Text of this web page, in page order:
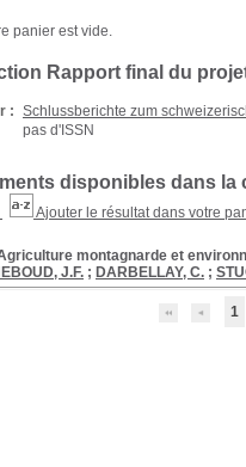
Rapport final du
: Schlussberichte zum
pas d'ISSN
disponibles dans la
Ajouter le résultat dans votre
montagnarde et
J.F. ; DARBELLAY, C. ;
1